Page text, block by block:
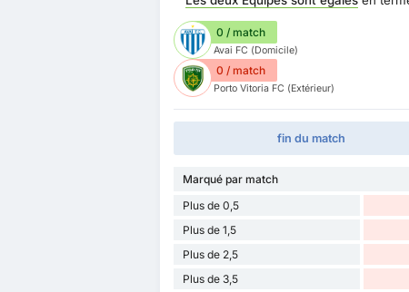
0 / match
Avai FC (Domicile)
0 / match
Porto Vitoria FC (Extérieur)
fin du match
Marqué par match
Plus de 0,5
Plus de 1,5
Plus de 2,5
Plus de 3,5